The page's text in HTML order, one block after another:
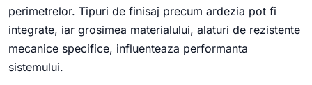
perimetrelor. Tipuri de finisaj precum ardezia pot fi
integrate, iar grosimea materialului, alaturi de rezistente
mecanice specifice, influenteaza performanta
sistemului.